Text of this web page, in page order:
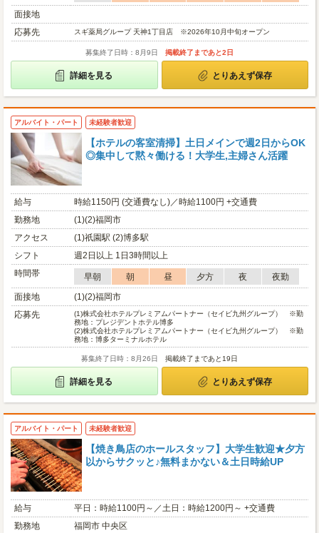
面接地
応募先
スギ薬局グループ 天神1丁目店 ※2026年10月中旬オープン
募集終了日時：8月9日 掲載終了まであと2日
詳細を見る とりあえず保存
アルバイト・パート 未経験者歓迎
【ホテルの客室清掃】土日メインで週2日からOK
◎集中して黙々働ける！大学生,主婦さん活躍
給与
時給1150円 (交通費なし)／時給1100円 +交通費
勤務地
(1)(2)福岡市
アクセス
(1)祇園駅 (2)博多駅
シフト
週2日以上 1日3時間以上
時間帯
早朝 朝 昼 夕方 夜
夜勤
面接地
(1)(2)福岡市
応募先
(1)株式会社ホテルプレミアムパートナー（セイビ九州グループ） ※勤
務地：プレジデントホテル博多
(2)株式会社ホテルプレミアムパートナー（セイビ九州グループ） ※勤
務地：博多ターミナルホテル
募集終了日時：8月26日 掲載終了まであと19日
詳細を見る とりあえず保存
アルバイト・パート 未経験者歓迎
【焼き鳥店のホールスタッフ】大学生歓迎★夕方
以からサクッと♪無料まかない＆土日時給UP
給与
平日：時給1100円～／土日：時給1200円～ +交通費
勤務地
福岡市 中央区